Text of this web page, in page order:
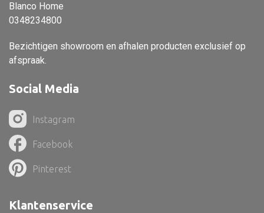
Pilaar
Schaal
Mand
Roomdevider
Deco overig
Blanco Home
0348234800
Bezichtigen showroom en afhalen producten exclusief op
afspraak.
Social Media
Instagram
Facebook
Pinterest
Klantenservice